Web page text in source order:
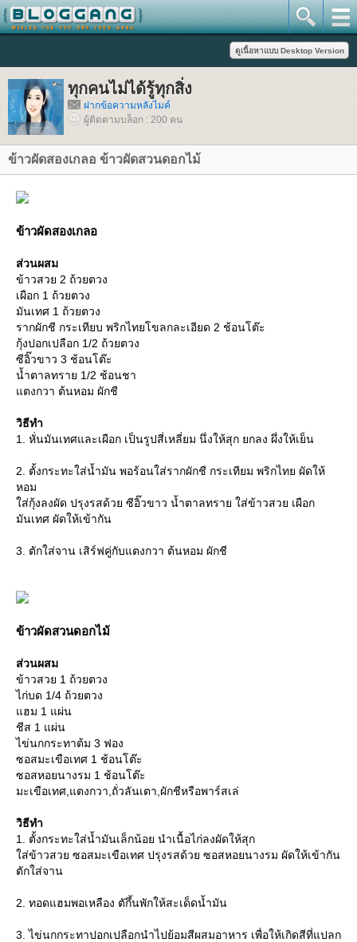
ทุกคนไม่ได้รู้ทุกสิ่ง
ฝากข้อความหลังไมค์
ผู้ติดตามบล็อก : 200 คน
ข้าวผัดสองเกลอ ข้าวผัดสวนดอกไม้
ข้าวผัดสองเกลอ
ส่วนผสม
ข้าวสวย 2 ถ้วยตวง
เผือก 1 ถ้วยตวง
มันเทศ 1 ถ้วยตวง
รากผักชี กระเทียบ พริกไทยโขลกละเอียด 2 ช้อนโต๊ะ
กุ้งปอกเปลือก 1/2 ถ้วยตวง
ซีอิ๊วขาว 3 ช้อนโต๊ะ
น้ำตาลทราย 1/2 ช้อนชา
ตงกวา ต้นหอม ผักชี
วิธีทำ
1. หั่นมันเทศและเผือก เป็นรูปสี่เหลี่ยม นึ่งให้สุก ยกลง ผึ่งให้เย็น
2. ตั้งกระทะใส่น้ำมัน พอร้อนใส่รากผักชี กระเทียม พริกไทย ผัดให้
หอม
ส่กุ้งลงผัด ปรุงรสด้วย ซีอิ๊วขาว น้ำตาลทราย ใส่ข้าวสวย เผือก
มันเทศ ผัดให้เข้ากัน
3. ตักใส่จาน เสิร์ฟคู่กับแตงกวา ต้นหอม ผักชี
ข้าวผัดสวนดอกไม้
ส่วนผสม
ข้าวสวย 1 ถ้วยตวง
ไก่บด 1/4 ถ้วยตวง
ฮม 1 แผ่น
ชีส 1 แผ่น
ไข่นกกระทาต้ม 3 ฟอง
ซอสมะเขือเทศ 1 ช้อนโต๊ะ
ซอสหอยนางรม 1 ช้อนโต๊ะ
มะเขือเทศ,แตงกวา,ถั่วลันเตา,ผักชีหรือพาร์สเล่
วิธีทำ
1. ตั้งกระทะใส่น้ำมันเล็กน้อย นำเนื้อไก่ลงผัดให้สุก
ส่ข้าวสวย ซอสมะเขือเทศ ปรุงรสด้วย ซอสหอยนางรม ผัดให้เข้ากัน
ตักใส่จาน
2. ทอดแฮมพอเหลือง ตักึ้นพักให้สะเด็ดน้ำมัน
3. ไข่นกกระทาปอกเปลือกนำไปย้อมสีผสมอาหาร เพื่อให้เกิดสีที่แปลก